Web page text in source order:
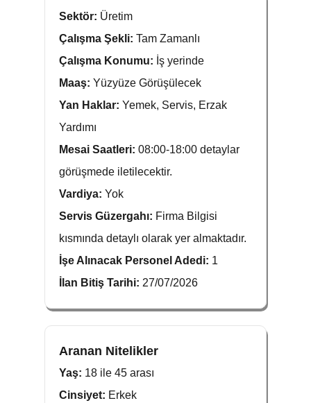
Sektör: Üretim
Çalışma Şekli: Tam Zamanlı
Çalışma Konumu: İş yerinde
Maaş: Yüzyüze Görüşülecek
Yan Haklar: Yemek, Servis, Erzak
Yardımı
Mesai Saatleri: 08:00-18:00 detaylar
görüşmede iletilecektir.
Vardiya: Yok
Servis Güzergahı: Firma Bilgisi
kısmında detaylı olarak yer almaktadır.
İşe Alınacak Personel Adedi: 1
İlan Bitiş Tarihi: 27/07/2026
Aranan Nitelikler
Yaş: 18 ile 45 arası
Cinsiyet: Erkek